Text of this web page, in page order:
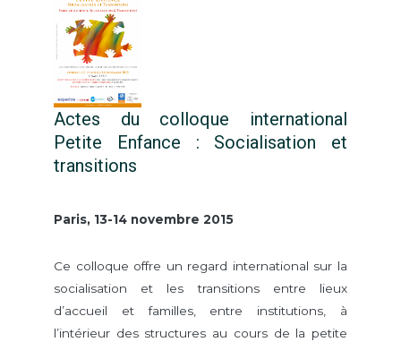
Actes du colloque international
Petite Enfance : Socialisation et
transitions
Paris, 13-14 novembre 2015
Ce colloque offre un regard international sur la
socialisation et les transitions entre lieux
d’accueil et familles, entre institutions, à
l’intérieur des structures au cours de la petite